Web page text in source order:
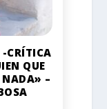
-CRÍTICA
QUE
–